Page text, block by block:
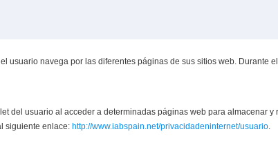
usuario navega por las diferentes páginas de sus sitios web. Durante
del usuario al acceder a determinadas páginas web para almacenar
siguiente enlace: http://www.iabspain.net/privacidadeninternet/usuario.